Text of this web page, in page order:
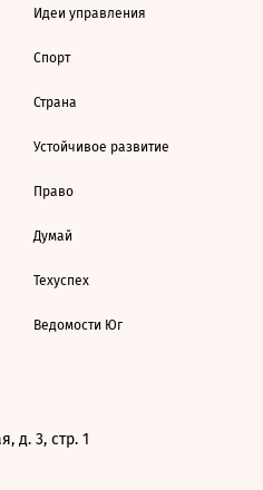
Идеи управления
Спорт
Страна
Устойчивое развитие
Право
Думай
Техуспех
Ведомости Юг
д. 3, стр. 1